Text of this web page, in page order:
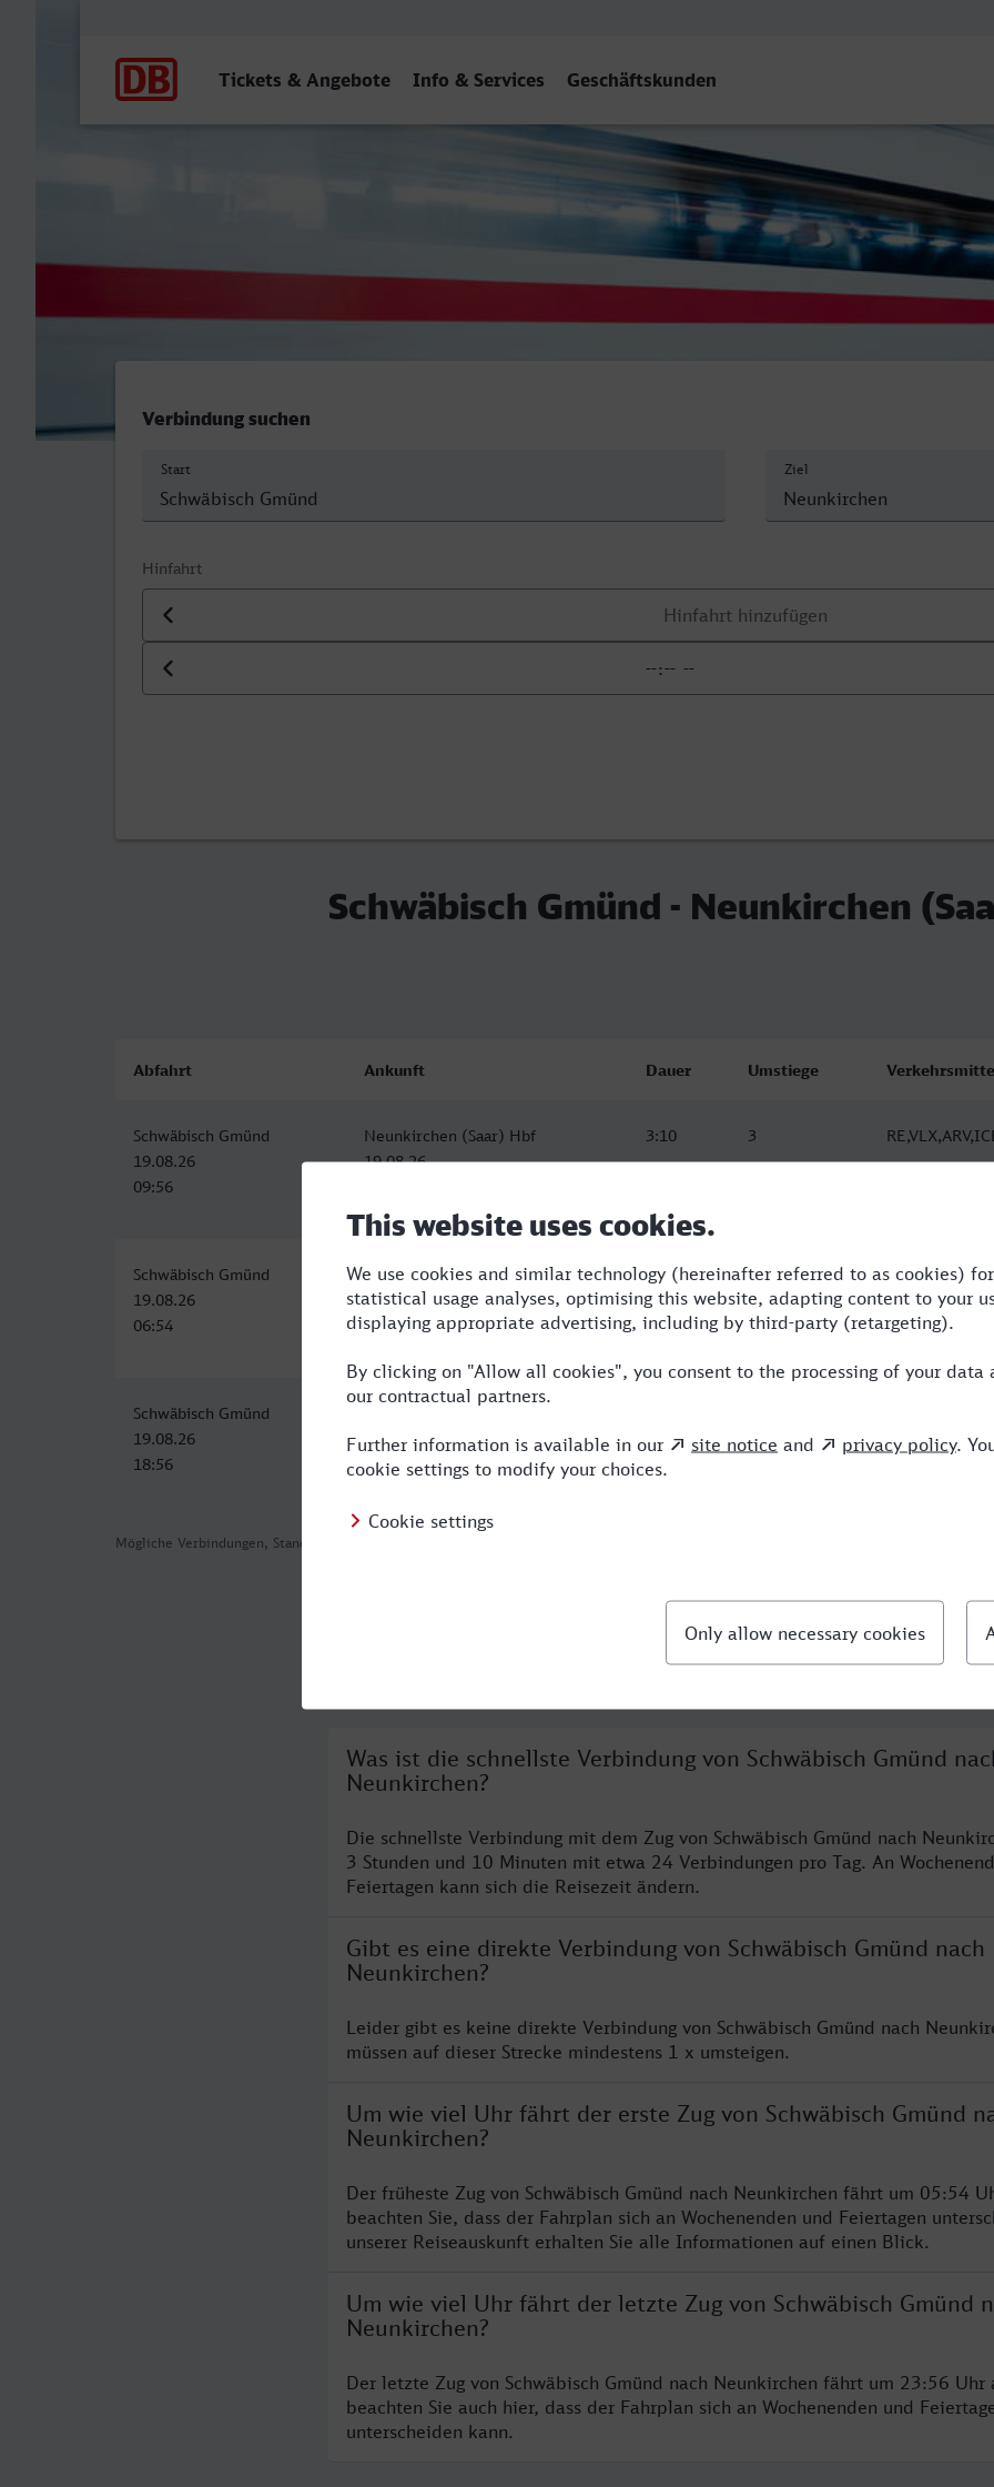
Tickets & Angebote Info & Services Geschäftskunden
Schwäbisch Gmünd - Neunkirchen (Saar) Hbf
Verbindung suchen
Start Ziel
Hinfahrt
Datum der Hinfahrt
Uhrzeit der Hinfahrt
Schwäbisch Gmünd - Neunkirchen
Mögliche Verbindungen, Stand: 2026-08-05 02:29
Abfahrt Ankunft Dauer Umstiege
Schwäbisch Gmünd
19.08.26
09:56
Neunkirchen (Saar) Hbf
19.08.26
3:10 3
Schwäbisch Gmünd
19.08.26
06:54
Neunkirchen (Saar) Hbf
19.08.26
10:06
3:12 3 RE,VLX,ARV,ICE
Schwäbisch Gmünd
19.08.26
18:56
19.08.26
22:08
Was ist die schnellste Verbindung von Schwäbisch Gmünd
Neunkirchen?
Die schnellste Verbindung mit dem Zug von Schwäbisch Gmünd nach
3 Stunden und 10 Minuten mit etwa 24 Verbindungen pro Tag. An
Feiertagen kann sich die Reisezeit ändern.
Gibt es eine direkte Verbindung von Schwäbisch Gmünd nach
Neunkirchen?
Leider gibt es keine direkte Verbindung von Schwäbisch Gmünd nach
müssen auf dieser Strecke mindestens 1 x umsteigen.
Um wie viel Uhr fährt der erste Zug von Schwäbisch Gmünd
Neunkirchen?
Der früheste Zug von Schwäbisch Gmünd nach Neunkirchen fährt um 05:54
beachten Sie, dass der Fahrplan sich an Wochenenden und Feiertagen
unserer Reiseauskunft erhalten Sie alle Informationen auf einen Blick.
Um wie viel Uhr fährt der letzte Zug von Schwäbisch Gmünd
Neunkirchen?
Der letzte Zug von Schwäbisch Gmünd nach Neunkirchen fährt um 23:56
beachten Sie auch hier, dass der Fahrplan sich an Wochenenden und
unterscheiden kann.